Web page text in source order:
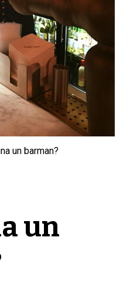
un barman?
un